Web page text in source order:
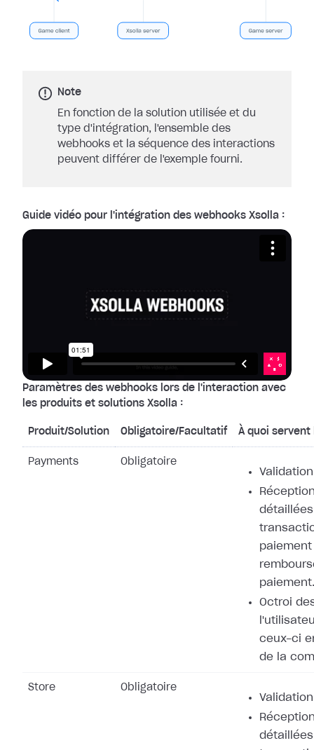
Note
En fonction de la solution utilisée et du
type d'intégration, l'ensemble des
webhooks et la séquence des interactions
peuvent différer de l'exemple fourni.
Guide vidéo pour l'intégration des webhooks Xsolla :
Paramètres des webhooks lors de l'interaction avec
les produits et solutions Xsolla :
Produit/Solution Obligatoire/Facultatif À quoi servent
Payments Obligatoire
paiement.
Octroi
ceux-ci
de la
Store Obligatoire